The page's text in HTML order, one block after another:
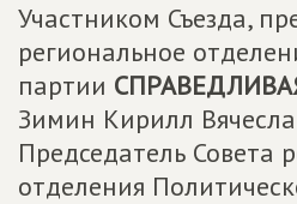
Участником Съезда,
региональное
партии
Зимин Кирилл
Председатель Совета
отделения